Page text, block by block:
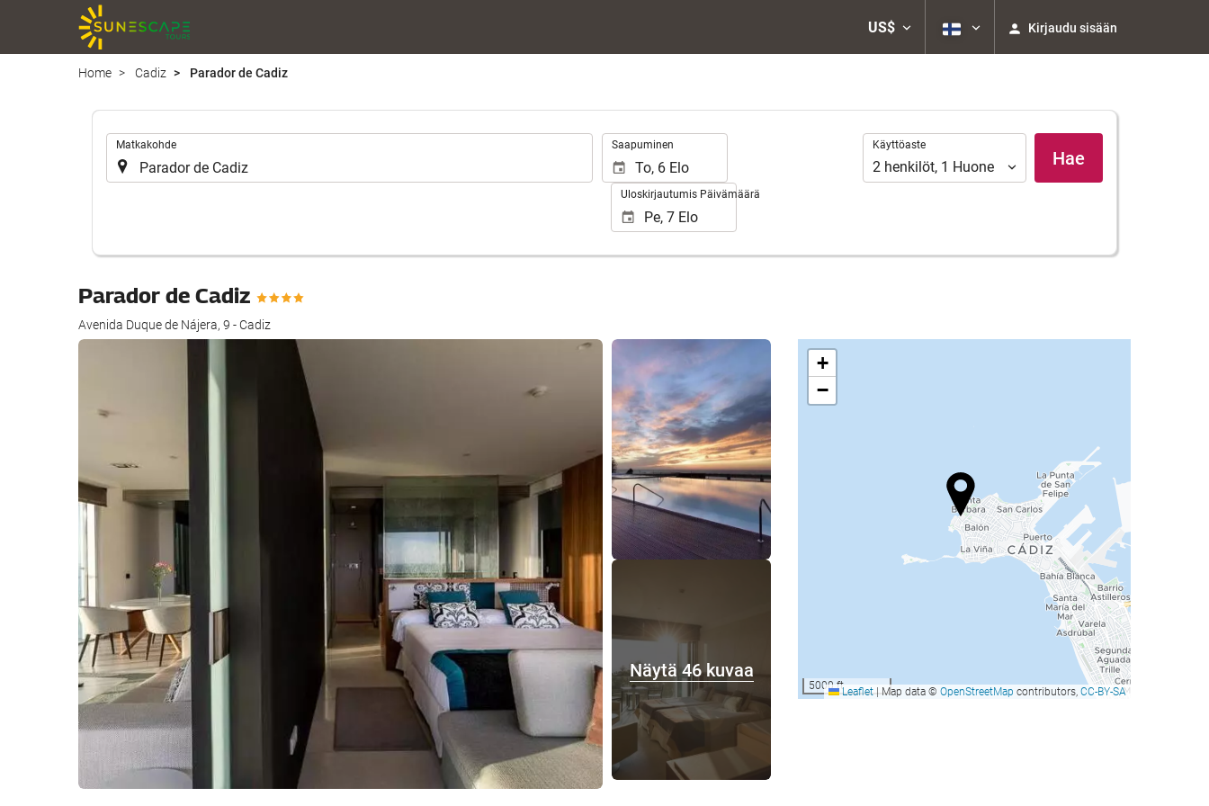
US$ Kirjaudu sisään
Home Cadiz Parador de Cadiz
Matkakohde Saapuminen
Uloskirjautumis Päivämäärä
Käyttöaste
Käyttöaste
2 henkilöt, 1 Huone Hae
Parador de Cadiz
Avenida Duque de Nájera, 9 - Cadiz
Näytä 46 kuvaa
Näytä 46 kuvaa
+
−
5000 ftLeaflet |Map data © OpenStreetMap contributors, CC-BY-SA